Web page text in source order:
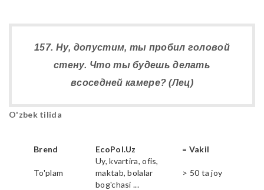
157. Ну, допустим, ты пробил головой
стену. Что ты будешь делать
всоседней камере? (Лец)
O'zbek tilida
Brend EcoPol.Uz = Vakil
To'plam
Uy, kvartira, ofis,
maktab, bolalar
bog'chasi ...
> 50 ta joy